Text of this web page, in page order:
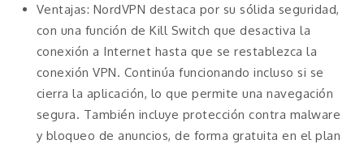
Ventajas: NordVPN destaca por su sólida seguridad,
con una función de Kill Switch que desactiva la
conexión a Internet hasta que se restablezca la
conexión VPN. Continúa funcionando incluso si se
cierra la aplicación, lo que permite una navegación
segura. También incluye protección contra malware
y bloqueo de anuncios, de forma gratuita en el plan